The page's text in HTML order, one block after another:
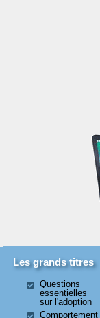
Les grands titres
Questions
essentielles
sur l'adoption
Comportement